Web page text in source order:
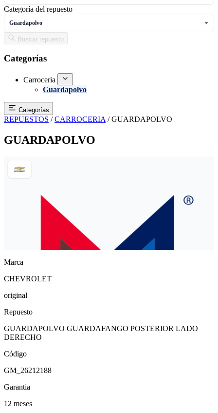
Categoría del repuesto
Guardapolvo
Buscar repuesto
Categorías
Carroceria
Guardapolvo
Categorías
REPUESTOS / CARROCERIA / GUARDAPOLVO
GUARDAPOLVO
Marca
CHEVROLET
original
Repuesto
GUARDAPOLVO GUARDAFANGO POSTERIOR LADO
DERECHO
Código
GM_26212188
Garantia
12 meses